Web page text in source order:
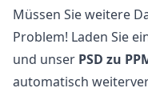
Müssen Sie weitere
Problem! Laden Sie
und unser PSD zu
automatisch